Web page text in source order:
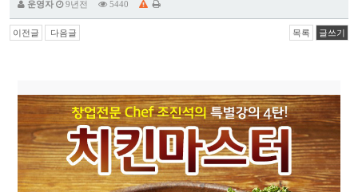
운영자 9년전 5440
이전글 다음글 목록 글쓰기